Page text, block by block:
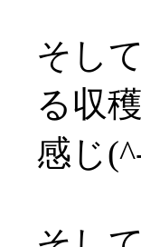
そし
る収
感じ